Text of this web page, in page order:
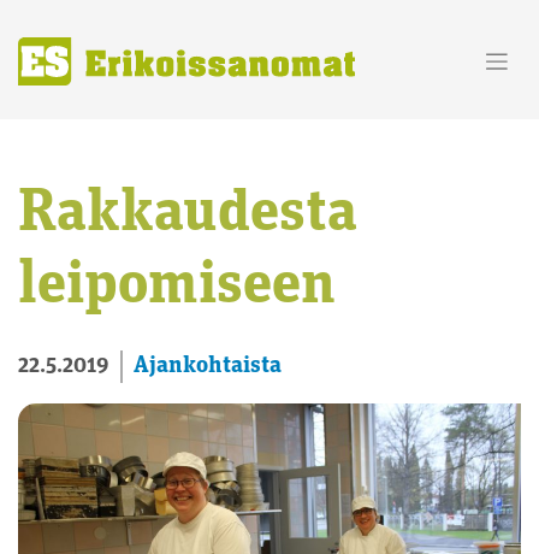
content
Rakkaudesta
leipomiseen
22.5.2019 Ajankohtaista